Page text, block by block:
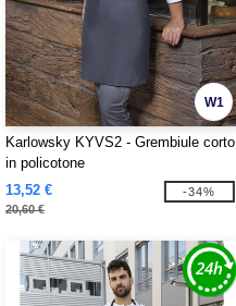
W1
Karlowsky KYVS2 - Grembiule corto
in policotone
13,52 €
20,60 €
-34%